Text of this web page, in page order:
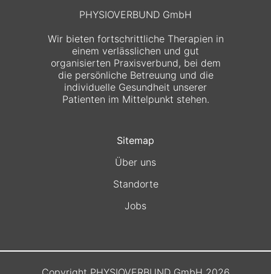
PHYSIOVERBUND GmbH
Wir bieten fortschrittliche Therapien in
einem verlässlichen und gut
organisierten Praxisverbund, bei dem
die persönliche Betreuung und die
individuelle Gesundheit unserer
Patienten im Mittelpunkt stehen.
Sitemap
Über uns
Standorte
Jobs